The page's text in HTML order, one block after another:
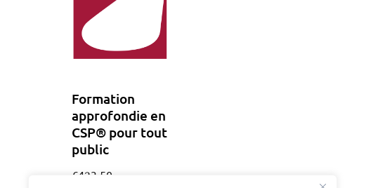
Formation
approfondie en
CSP® pour tout
public
€423,50